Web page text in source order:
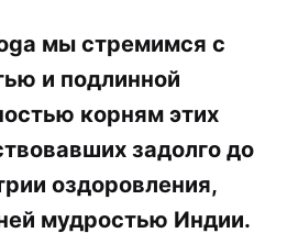
мы стремимся с
и подлинной
корням этих
задолго до
оздоровления,
мудростью Индии.